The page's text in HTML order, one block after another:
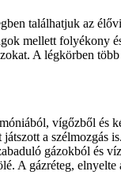
találhatjuk az
mellett folyékony
A légkörben
vígőzből és
a szélmozgás
gázokból és
A gázréteg,